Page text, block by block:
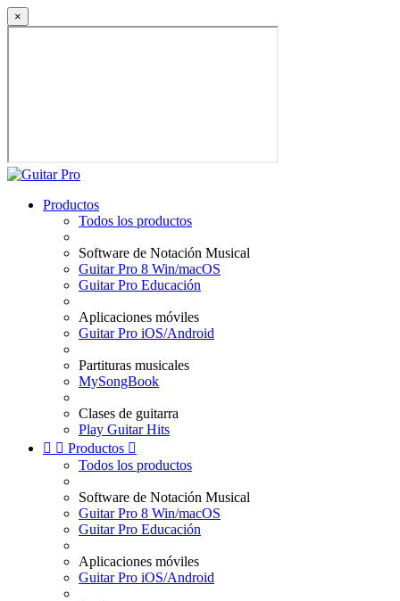
×
Productos
Todos los productos
Software de Notación Musical
Guitar Pro 8 Win/macOS
Guitar Pro Educación
Aplicaciones móviles
Guitar Pro iOS/Android
Partituras musicales
MySongBook
Clases de guitarra
Play Guitar Hits
  Productos 
Todos los productos
Software de Notación Musical
Guitar Pro 8 Win/macOS
Guitar Pro Educación
Aplicaciones móviles
Guitar Pro iOS/Android